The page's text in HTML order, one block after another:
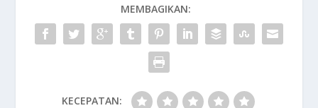
MEMBAGIKAN:
KECEPATAN: